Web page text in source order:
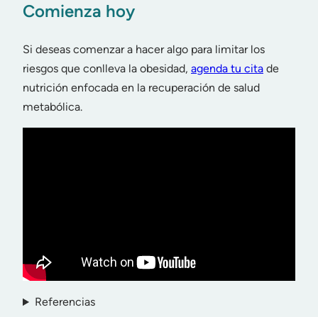
Comienza hoy
Si deseas comenzar a hacer algo para limitar los
riesgos que conlleva la obesidad, agenda tu cita de
nutrición enfocada en la recuperación de salud
metabólica.
Referencias